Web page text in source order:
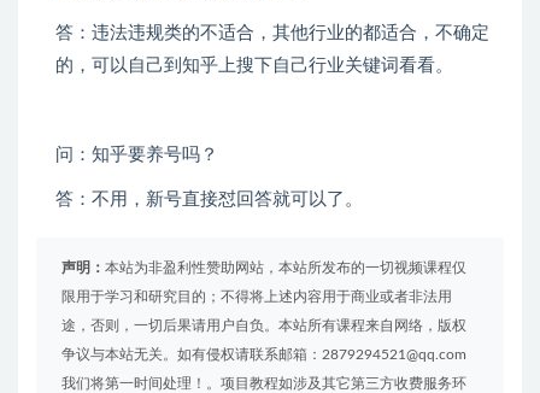
答：违法违规类的不适合，其他行业的都适合，不确定
的，可以自己到知乎上搜下自己行业关键词看看。
问：知乎要养号吗？
答：不用，新号直接怼回答就可以了。
声明： 本站为非盈利性赞助网站，本站所发布的一切视频课程仅
限用于学习和研究目的；不得将上述内容用于商业或者非法用
途，否则，一切后果请用户自负。本站所有课程来自网络，版权
争议与本站无关。如有侵权请联系邮箱：2879294521@qq.com
我们将第一时间处理！。项目教程如涉及其它第三方收费服务环